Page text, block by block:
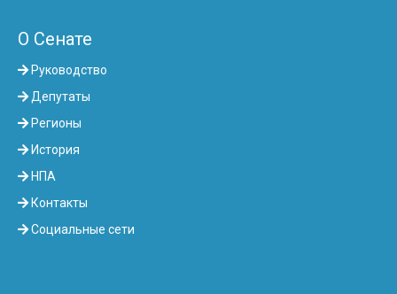
О Сенате
Руководство
Депутаты
Регионы
История
НПА
Контакты
Социальные сети